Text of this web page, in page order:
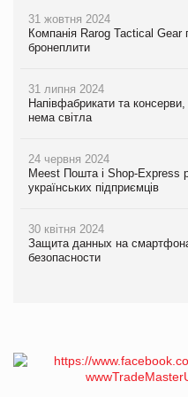
31 жовтня 2024
Компанія Rarog Tactical Gear
бронеплити
31 липня 2024
Напівфабрикати та консерви,
нема світла
24 червня 2024
Meest Пошта і Shop-Express
українських підприємців
30 квітня 2024
Защита данных на
безопасности